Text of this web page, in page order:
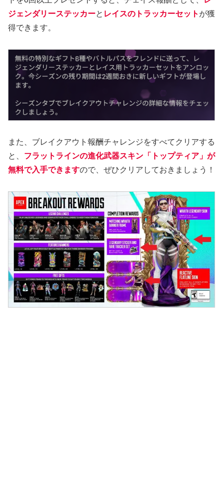
ジェンダリーステッカーと レイスのトラッカーセット が獲
得できます。
また、ブレイクアウト報酬チャレンジをすべてクリアする
と、 フラットラインの進化武器スキン「トップティア」が
無料で入手できますので、ぜひクリアしておきましょう！